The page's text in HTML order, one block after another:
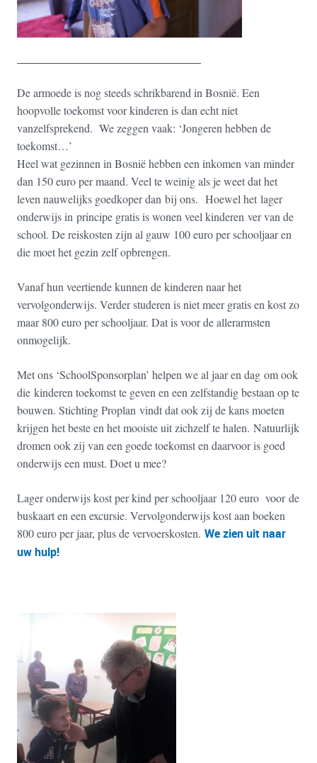
De armoede is nog steeds schrikbarend in Bosnië. Een
hoopvolle toekomst voor kinderen is dan echt niet
vanzelfsprekend. We zeggen vaak: ‘Jongeren hebben de
toekomst…’
Heel wat gezinnen in Bosnië hebben een inkomen van minder
dan 150 euro per maand. Veel te weinig als je weet dat het
leven nauwelijks goedkoper dan bij ons. Hoewel het lager
onderwijs in principe gratis is wonen veel kinderen ver van de
school. De reiskosten zijn al gauw 100 euro per schooljaar en
die moet het gezin zelf opbrengen.
Vanaf hun veertiende kunnen de kinderen naar het
vervolgonderwijs. Verder studeren is niet meer gratis en kost zo
maar 800 euro per schooljaar. Dat is voor de allerarmsten
onmogelijk.
Met ons ‘SchoolSponsorplan’ helpen we al jaar en dag om ook
die kinderen toekomst te geven en een zelfstandig bestaan op te
bouwen. Stichting Proplan vindt dat ook zij de kans moeten
krijgen het beste en het mooiste uit zichzelf te halen. Natuurlijk
dromen ook zij van een goede toekomst en daarvoor is goed
onderwijs een must. Doet u mee?
Lager onderwijs kost per kind per schooljaar 120 euro voor de
buskaart en een excursie. Vervolgonderwijs kost aan boeken
800 euro per jaar, plus de vervoerskosten. We zien uit naar
uw hulp!